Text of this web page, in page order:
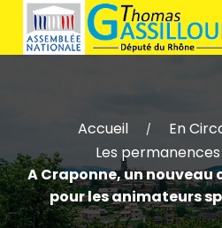
Accueil / En
Les
A Craponne, un
pour les animateurs